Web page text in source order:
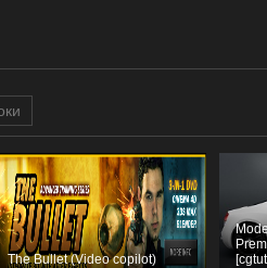
The Bullet (Video copilot)